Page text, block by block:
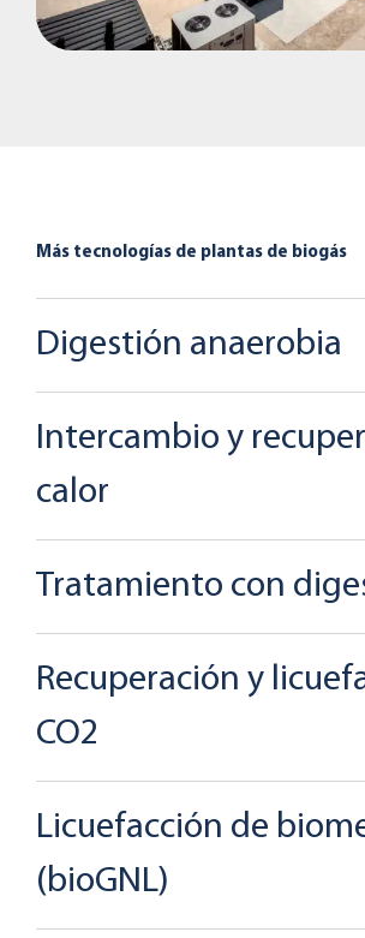
Más tecnologías de plantas de biogás
Digestión anaerobia
Intercambio y
calor
Tratamiento con
Recuperación y
CO2
Licuefacción de
(bioGNL)